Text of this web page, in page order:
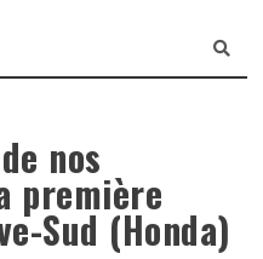
nos
première
Sud (Honda)